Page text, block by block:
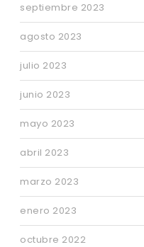
septiembre 2023
agosto 2023
julio 2023
junio 2023
mayo 2023
abril 2023
marzo 2023
enero 2023
octubre 2022